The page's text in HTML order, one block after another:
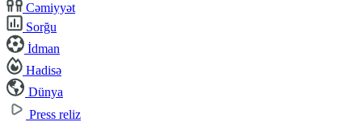
Cəmiyyət
Sorğu
İdman
Hadisə
Dünya
Press reliz